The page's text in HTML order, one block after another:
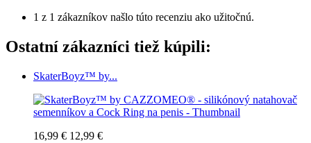
1 z 1 zákazníkov našlo túto recenziu ako užitočnú.
Ostatní zákazníci tiež kúpili:
SkaterBoyz™ by...
16,99 € 12,99 €